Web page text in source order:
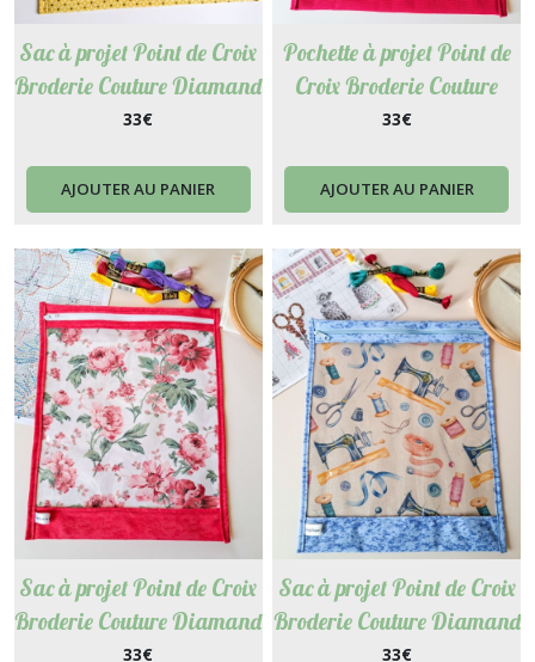
Sac à projet Point de Croix
Broderie Couture Diamand
Painting Punch Needle -
33€
AJOUTER AU PANIER
Pochette à projet Point de
Croix Broderie Couture
Diamand Painting Punch
33€
AJOUTER AU PANIER
Sac à projet Point de Croix
Broderie Couture Diamand
Painting Punch Needle -
33€
Sac à projet Point de Croix
Broderie Couture Diamand
Painting Punch Needle -
33€